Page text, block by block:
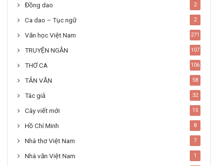
Đồng dao 2
Ca dao – Tục ngữ 2
Văn học Việt Nam 271
TRUYỆN NGẮN 107
THƠ CA 106
TẢN VĂN 58
Tác giả 32
Cây viết mới 15
Hồ Chí Minh 8
Nhà thơ Việt Nam 7
Nhà văn Việt Nam 1